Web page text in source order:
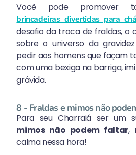
Você pode promover
brincadeiras divertidas para
desafio da troca de fraldas, o
sobre o universo da
pedir aos homens que façam
com uma bexiga na barriga,
grávida.
8 - Fraldas e mimos não
Para seu Charraiá ser um
mimos não podem faltar,
calma nessa hora!